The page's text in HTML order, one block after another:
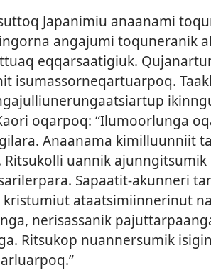
Japanimiu anaanami
angajumi toquneranik
eq­qarsaatigiuk.
isumas­sor­neqar­tuar­poq.
oqar­poq: “Ilumoorlunga
Anaanama kimil­luun­niit
Ritsukol­li uan­nik
Sapaatit-akun­neri
ataatsimiin­nerinut
nerisas­sanik
Ritsukop nuan­nersumik